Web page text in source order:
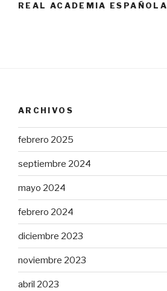
REAL ACADEMIA ESPAÑOLA
ARCHIVOS
febrero 2025
septiembre 2024
mayo 2024
febrero 2024
diciembre 2023
noviembre 2023
abril 2023